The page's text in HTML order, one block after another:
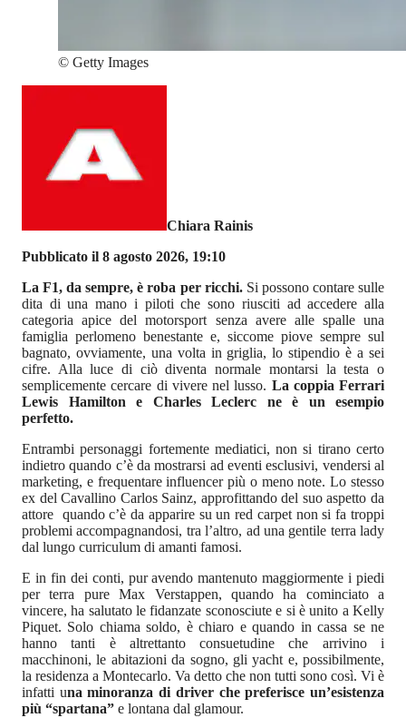
© Getty Images
Chiara Rainis
Pubblicato il 8 agosto 2026, 19:10
La F1, da sempre, è roba per ricchi. Si possono contare sulle
dita di una mano i piloti che sono riusciti ad accedere alla
categoria apice del motorsport senza avere alle spalle una
famiglia perlomeno benestante e, siccome piove sempre sul
bagnato, ovviamente, una volta in griglia, lo stipendio è a sei
cifre. Alla luce di ciò diventa normale montarsi la testa o
semplicemente cercare di vivere nel lusso. La coppia Ferrari
Lewis Hamilton e Charles Leclerc ne è un esempio
perfetto.
Entrambi personaggi fortemente mediatici, non si tirano certo
indietro quando c’è da mostrarsi ad eventi esclusivi, vendersi al
marketing, e frequentare influencer più o meno note. Lo stesso
ex del Cavallino Carlos Sainz, approfittando del suo aspetto da
attore quando c’è da apparire su un red carpet non si fa troppi
problemi accompagnandosi, tra l’altro, ad una gentile terra lady
dal lungo curriculum di amanti famosi.
E in fin dei conti, pur avendo mantenuto maggiormente i piedi
per terra pure Max Verstappen, quando ha cominciato a
vincere, ha salutato le fidanzate sconosciute e si è unito a Kelly
Piquet. Solo chiama soldo, è chiaro e quando in cassa se ne
hanno tanti è altrettanto consuetudine che arrivino i
macchinoni, le abitazioni da sogno, gli yacht e, possibilmente,
la residenza a Montecarlo. Va detto che non tutti sono così. Vi è
infatti una minoranza di driver che preferisce un’esistenza
più “spartana” e lontana dal glamour.